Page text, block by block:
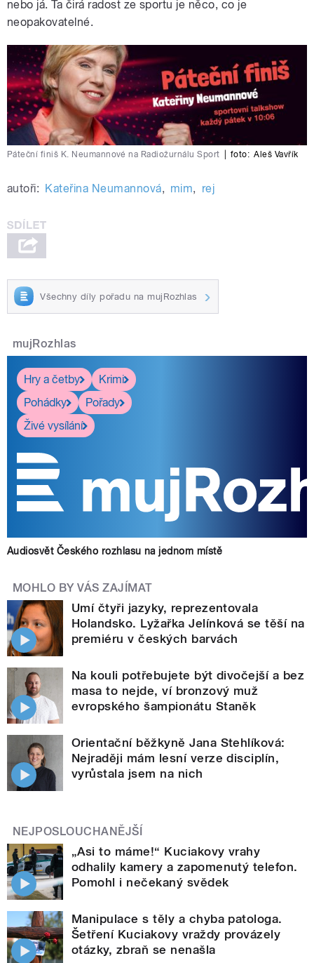
nebo já. Ta čirá radost ze sportu je něco, co je
neopakovatelné.
Páteční finiš K. Neumannové na Radiožurnálu Sport foto: Aleš Vavřík
autoři: Kateřina Neumannová, mim, rej
Všechny díly pořadu na mujRozhlas
mujRozhlas
Hry a četby
Krimi
Pohádky
Pořady
Živé vysílání
Audiosvět Českého rozhlasu na jednom místě
MOHLO BY VÁS ZAJÍMAT
Umí čtyři jazyky, reprezentovala
Holandsko. Lyžařka Jelínková se těší na
premiéru v českých barvách
Na kouli potřebujete být divočejší a bez
masa to nejde, ví bronzový muž
evropského šampionátu Staněk
Orientační běžkyně Jana Stehlíková:
Nejraději mám lesní verze disciplín,
vyrůstala jsem na nich
NEJPOSLOUCHANĚJŠÍ
„Asi to máme!“ Kuciakovy vrahy
odhalily kamery a zapomenutý telefon.
Pomohl i nečekaný svědek
Manipulace s těly a chyba patologa.
Šetření Kuciakovy vraždy provázely
otázky, zbraň se nenašla